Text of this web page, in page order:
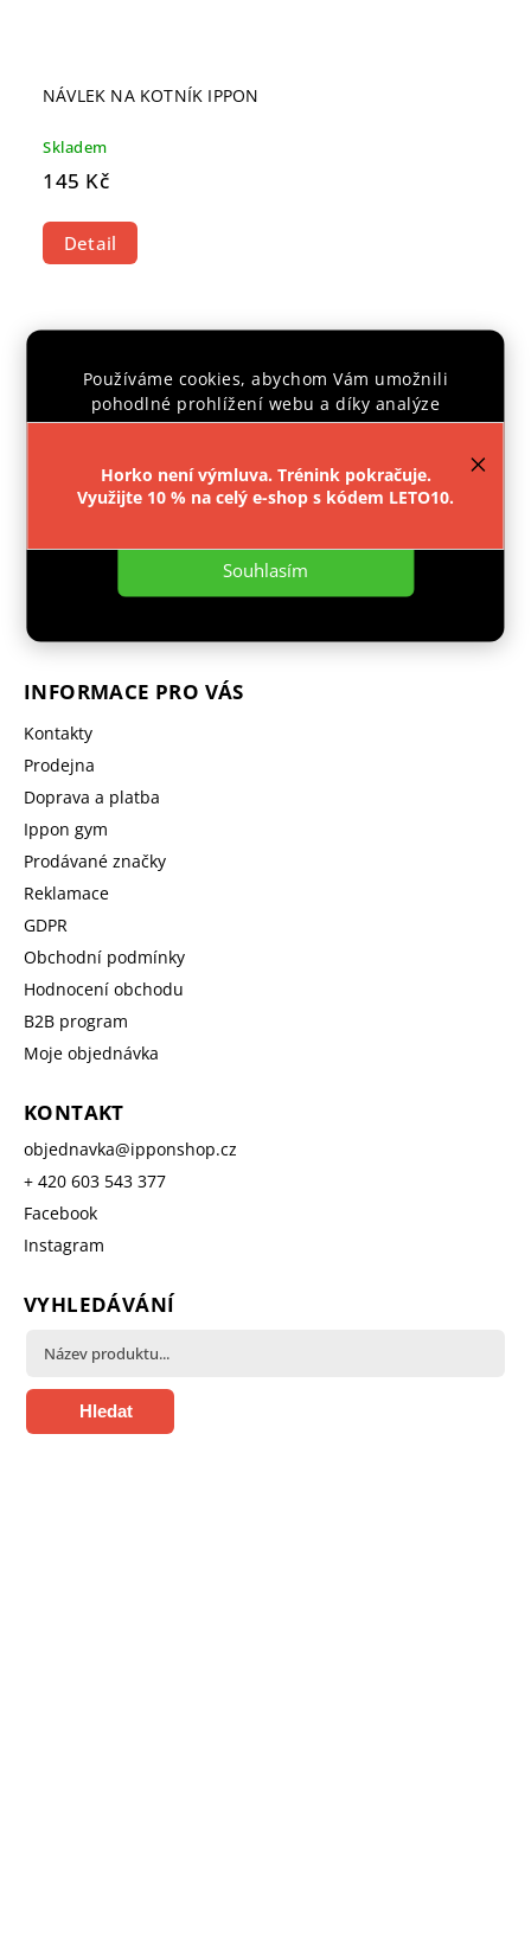
Používáme cookies, abychom Vám umožnili
pohodlné prohlížení webu a díky analýze
provozu webu neustále zlepšovali jeho funkce,
Nastavení
Souhlasím
Horko není výmluva. Trénink pokračuje.
Využijte 10 % na celý e-shop s kódem LETO10.
NÁVLEK NA KOTNÍK IPPON
Skladem
145 Kč
Detail
FacebookInstagram
objednavka@ipponshop.cz
+ 420 603 543 377
INFORMACE PRO VÁS
Kontakty
Prodejna
Doprava a platba
Ippon gym
Prodávané značky
Reklamace
GDPR
Obchodní podmínky
Hodnocení obchodu
B2B program
Moje objednávka
KONTAKT
objednavka@ipponshop.cz
+ 420 603 543 377
Facebook
Instagram
VYHLEDÁVÁNÍ
Hledat